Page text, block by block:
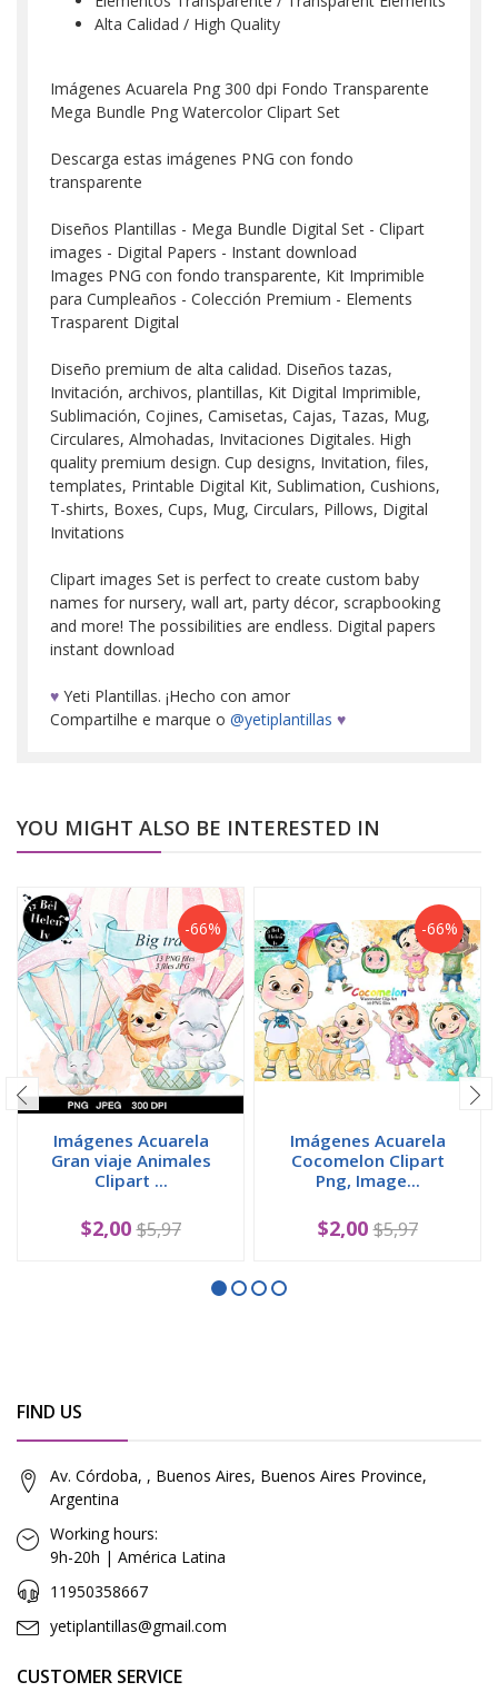
Alta Calidad / High Quality
Imágenes Acuarela Png 300 dpi Fondo Transparente
Mega Bundle Png Watercolor Clipart Set
Descarga estas imágenes PNG con fondo
transparente
Diseños Plantillas - Mega Bundle Digital Set - Clipart
images - Digital Papers - Instant download
Images PNG con fondo transparente, Kit Imprimible
para Cumpleaños - Colección Premium - Elements
Trasparent Digital
Diseño premium de alta calidad. Diseños tazas,
Invitación, archivos, plantillas, Kit Digital Imprimible,
Sublimación, Cojines, Camisetas, Cajas, Tazas, Mug,
Circulares, Almohadas, Invitaciones Digitales. High
quality premium design. Cup designs, Invitation, files,
templates, Printable Digital Kit, Sublimation, Cushions,
T-shirts, Boxes, Cups, Mug, Circulars, Pillows, Digital
Invitations
Clipart images Set is perfect to create custom baby
names for nursery, wall art, party décor, scrapbooking
and more! The possibilities are endless. Digital papers
instant download
♥ Yeti Plantillas. ¡Hecho con amor
Compartilhe e marque o @yetiplantillas ♥
YOU MIGHT ALSO BE INTERESTED IN
-66%
Imágenes Acuarela
Gran viaje Animales
Clipart ...
$2,00 $5,97
-66%
Imágenes Acuarela
Cocomelon Clipart
Png, Image...
$2,00 $5,97
FIND US
Av. Córdoba, , Buenos Aires, Buenos Aires Province,
Argentina
Working hours:
9h-20h | América Latina
11950358667
yetiplantillas@gmail.com
CUSTOMER SERVICE